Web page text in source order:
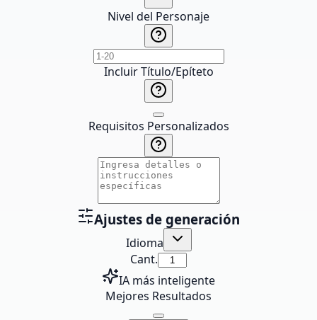
Nivel del Personaje
Incluir Título/Epíteto
Requisitos Personalizados
Ajustes de generación
Idioma
Cant.
IA más inteligente
Mejores Resultados